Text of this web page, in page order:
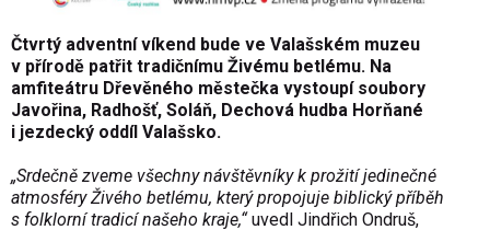
Čtvrtý adventní víkend bude ve Valašském muzeu
v přírodě patřit tradičnímu Živému betlému. Na
amfiteátru Dřevěného městečka vystoupí soubory
Javořina, Radhošť, Soláň, Dechová hudba Horňané
i jezdecký oddíl Valašsko.
„Srdečně zveme všechny návštěvníky k prožití jedinečné
atmosféryŽivého betlému, který propojuje biblický příběh
s folklorní tradicí našeho kraje,“uvedl Jindřich Ondruš,